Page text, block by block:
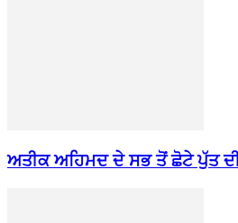
ਅਤੀਕ ਅਹਿਮਦ ਦੇ ਸਭ ਤੋਂ ਛੋਟੇ ਪੁੱਤ